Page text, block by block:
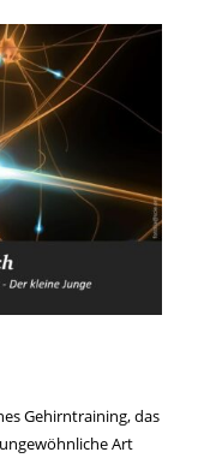
Gehirntraining, das
Art